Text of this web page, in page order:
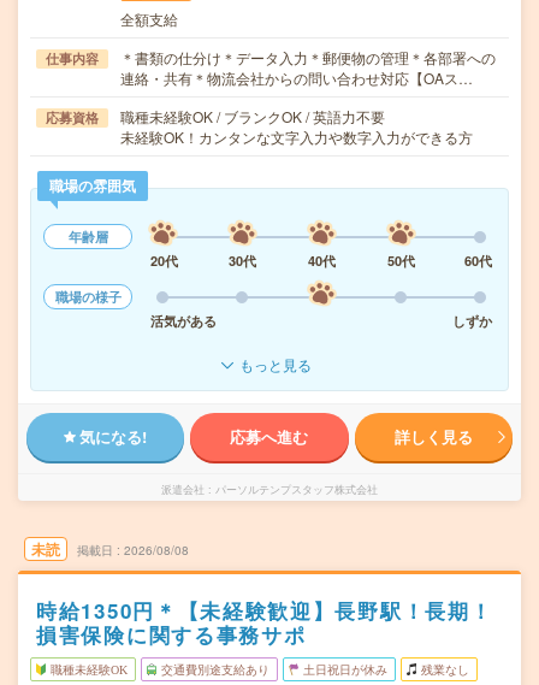
全額支給
仕事内容
＊書類の仕分け＊データ入力＊郵便物の管理＊各部署への
連絡・共有＊物流会社からの問い合わせ対応【OAス…
応募資格
職種未経験OK / ブランクOK / 英語力不要
未経験OK！カンタンな文字入力や数字入力ができる方
職場の雰囲気
年齢層
20代
30代 40代 50代
60代
職場の様子
活気がある
しずか
もっと見る
気になる! 応募へ進む 詳しく見る
派遣会社 パーソルテンプスタッフ株式会社
未読 掲載日 2026/08/08
時給1350円＊【未経験歓迎】長野駅！長期！
損害保険に関する事務サポ
職種未経験OK 交通費別途支給あり 土日祝日が休み 残業なし